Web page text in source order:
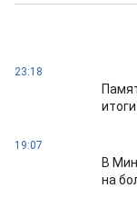
23:18
19:07
В
на